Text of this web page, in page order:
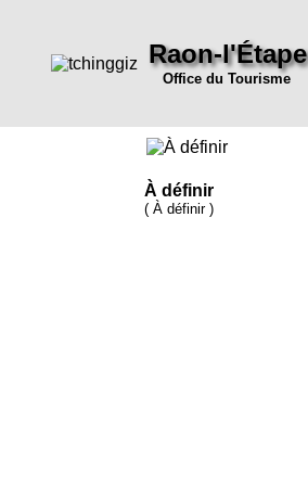
Raon-l'Étape
Office du Tourisme
À définir
( À définir )